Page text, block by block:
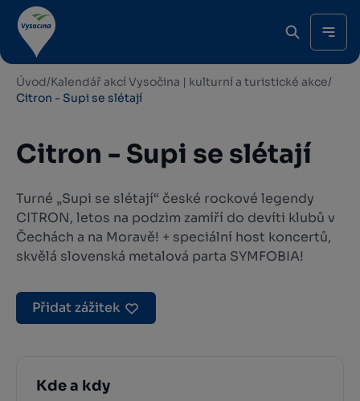
Úvod/Kalendář akcí Vysočina | kulturní a turistické akce/
Citron - Supi se slétají
Citron - Supi se slétají
Turné „Supi se slétají“ české rockové legendy
CITRON, letos na podzim zamíří do devíti klubů v
Čechách a na Moravě! + speciální host koncertů,
skvělá slovenská metalová parta SYMFOBIA!
Přidat zážitek
Kde a kdy